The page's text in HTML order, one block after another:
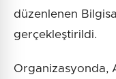
düzenlenen
gerçekleştirildi.
Organizasyonda,